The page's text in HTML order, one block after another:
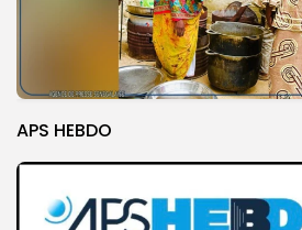
APS HEBDO